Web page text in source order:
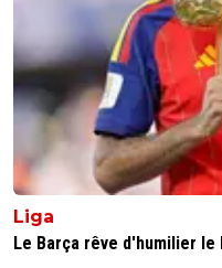
Liga
Le Barça rêve d'humilier